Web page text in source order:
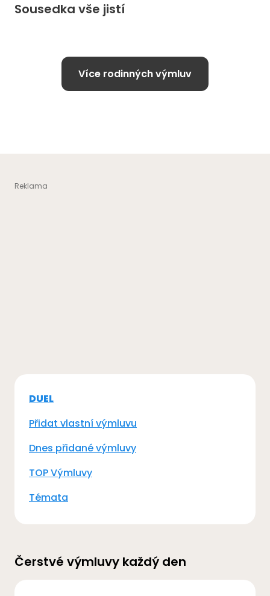
Sousedka vše jistí
Více rodinných výmluv
DUEL
Přidat vlastní výmluvu
Dnes přidané výmluvy
TOP Výmluvy
Témata
Čerstvé výmluvy každý den